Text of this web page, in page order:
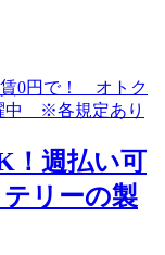
！週払い可
リーの製